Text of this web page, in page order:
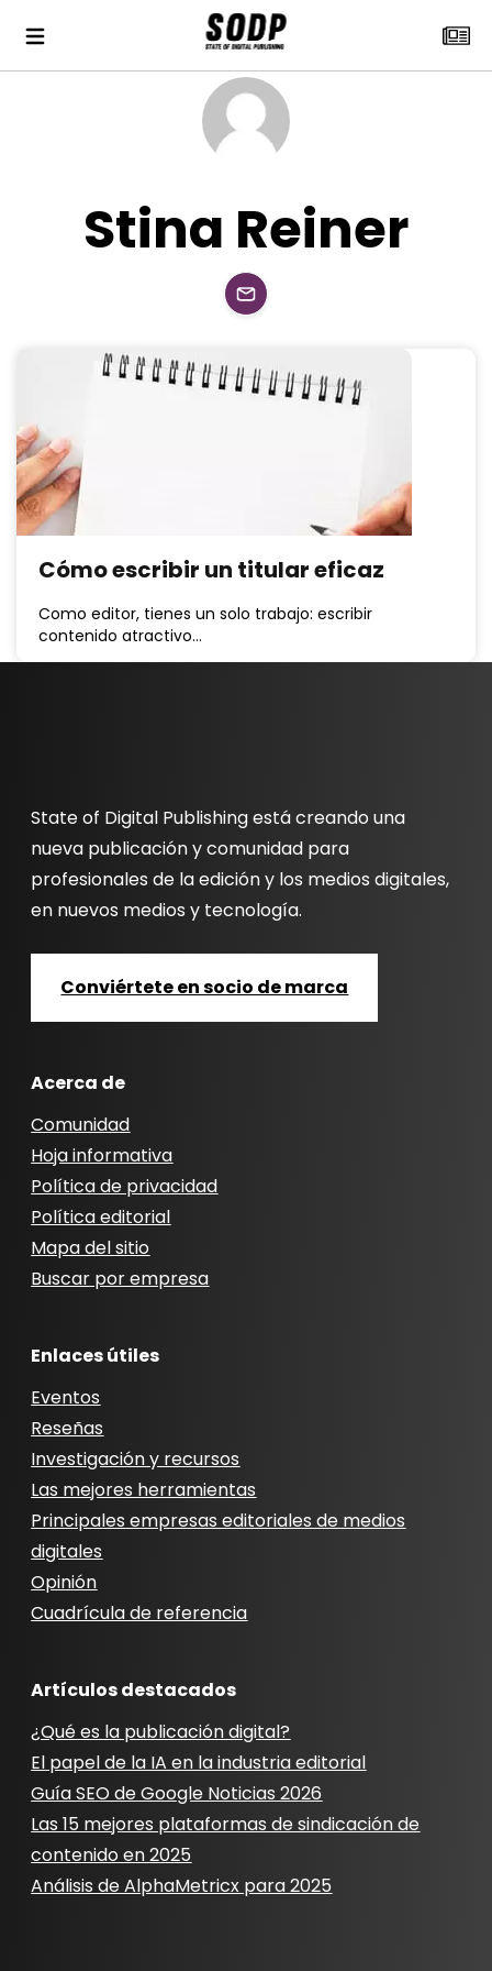
Stina Reiner
Cómo escribir un titular eficaz
Como editor, tienes un solo trabajo: escribir
contenido atractivo…
State of Digital Publishing está creando una
nueva publicación y comunidad para
profesionales de la edición y los medios digitales,
en nuevos medios y tecnología.
Conviértete en socio de marca
Acerca de
Comunidad
Hoja informativa
Política de privacidad
Política editorial
Mapa del sitio
Buscar por empresa
Enlaces útiles
Eventos
Reseñas
Investigación y recursos
Las mejores herramientas
Principales empresas editoriales de medios
digitales
Opinión
Cuadrícula de referencia
Artículos destacados
¿Qué es la publicación digital?
El papel de la IA en la industria editorial
Guía SEO de Google Noticias 2026
Las 15 mejores plataformas de sindicación de
contenido en 2025
Análisis de AlphaMetricx para 2025